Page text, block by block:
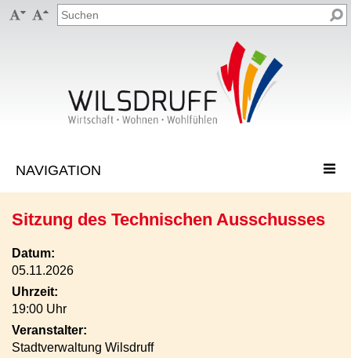
 
Sitzung des Technischen Ausschusses
Datum:
05.11.2026
Uhrzeit:
19:00 Uhr
Veranstalter:
Stadtverwaltung Wilsdruff